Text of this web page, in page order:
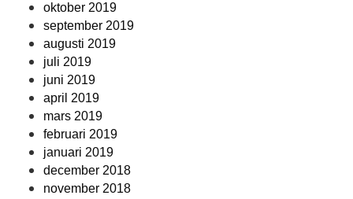
oktober 2019
september 2019
augusti 2019
juli 2019
juni 2019
april 2019
mars 2019
februari 2019
januari 2019
december 2018
november 2018